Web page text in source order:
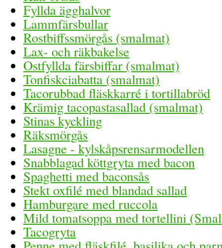
Fyllda ägghalvor
Lammfärsbullar
Rostbiffssmörgås (smalmat)
Lax- och räkbakelse
Ostfyllda färsbiffar (smalmat)
Tonfiskciabatta (smalmat)
Tacorubbad fläskkarré i tortillabröd
Krämig tacopastasallad (smalmat)
Stinas kyckling
Räksmörgås
Lasagne - kylskåpsrensarmodellen
Snabblagad köttgryta med bacon
Spaghetti med baconsås
Stekt oxfilé med blandad sallad
Hamburgare med ruccola
Mild tomatsoppa med tortellini
Tacogryta